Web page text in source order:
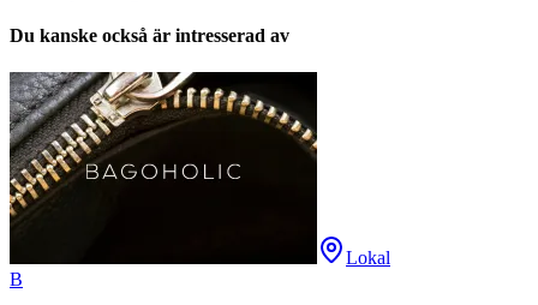
Du kanske också är intresserad av
Lokal
B